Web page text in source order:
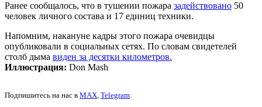
Ранее сообщалось, что в тушении пожара задействовано 50
человек личного состава и 17 единиц техники.
Напомним, накануне кадры этого пожара очевидцы
опубликовали в социальных сетях. По словам свидетелей
столб дыма виден за десятки километров.
Иллюстрация: Don Mash
Подпишитесь на нас в MAX, Telegram.